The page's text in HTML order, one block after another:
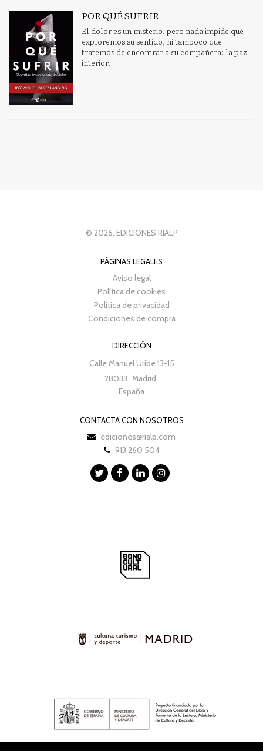
POR QUÉ SUFRIR
El dolor es un misterio, pero nada impide que
exploremos su sentido, ni tampoco que
tratemos de encontrar a su compañera: la paz
interior.
© 2026, EDICIONES RIALP
PÁGINAS LEGALES
Aviso legal
Política de cookies
Política de privacidad
Condiciones de compra
DIRECCIÓN
Calle Manuel Uribe 13-15
28033 Madrid
España
CONTACTA CON NOSOTROS
ediciones@rialp.com
913 260 504